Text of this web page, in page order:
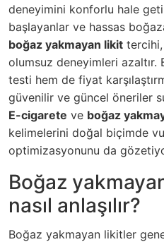
deneyimini konforlu hale
başlayanlar ve hassas
boğaz yakmayan likit
olumsuz deneyimleri azaltır.
testi hem de fiyat
güvenilir ve güncel öneriler
E-cigarete ve boğaz
kelimelerini doğal biçimde
optimizasyonunu da
Boğaz
nasıl anlaşılır?
Boğaz yakmayan likitler